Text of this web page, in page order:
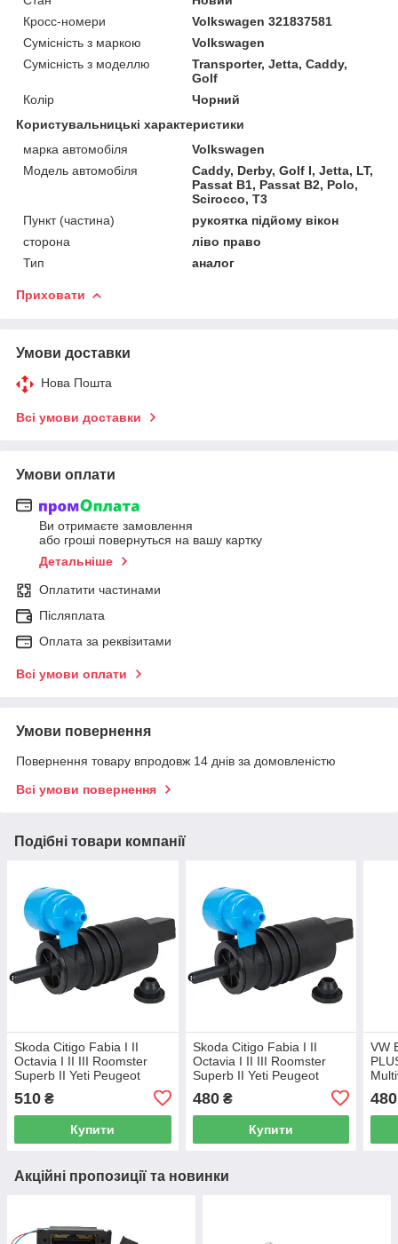
Кросс-номери
Volkswagen 321837581
Сумісність з маркою
Volkswagen
Сумісність з моделлю
Transporter, Jetta, Caddy,
Golf
Колір
Чорний
Користувальницькі характеристики
марка автомобіля
Volkswagen
Модель автомобіля
Caddy, Derby, Golf I, Jetta, LT,
Passat B1, Passat B2, Polo,
Scirocco, T3
Пункт (частина)
рукоятка підйому вікон
сторона
ліво право
Тип
аналог
Приховати
Умови доставки
Нова Пошта
Всі умови доставки
Умови оплати
Ви отримаєте замовлення
або гроші повернуться на вашу картку
Детальніше
Оплатити частинами
Післяплата
Оплата за реквізитами
Всі умови оплати
Умови повернення
Повернення товару впродовж 14 днів за домовленістю
Всі умови повернення
Подібні товари компанії
Skoda Citigo Fabia I II
Octavia I II III Roomster
Superb II Yeti Peugeot
лобового скла / заднього
скла
510 ₴
Купити
Skoda Citigo Fabia I II
Octavia I II III Roomster
Superb II Yeti Peugeot
лобового скла / заднього
скла
480₴
Купити
VW
480
Акційні пропозиції та новинки